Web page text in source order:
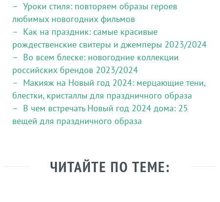
Уроки стиля: повторяем образы героев
любимых новогодних фильмов
Как на праздник: самые красивые
рождественские свитеры и джемперы 2023/2024
Во всем блеске: новогодние коллекции
российских брендов 2023/2024
Макияж на Новый год 2024: мерцающие тени,
блестки, кристаллы для праздничного образа
В чем встречать Новый год 2024 дома: 25
вещей для праздничного образа
ЧИТАЙТЕ ПО ТЕМЕ: